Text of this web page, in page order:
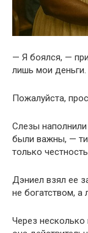
— Я боялся, —
лишь мои
Пожалуйста,
Слезы
были важны, —
только
Дэниел взял ее
не богатством,
Через